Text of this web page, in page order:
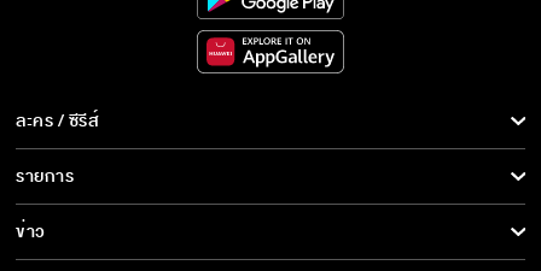
ละคร / ซีรีส์
ละคร/ซีรีส์
ซีรีส์นานาชาติ
การ์ตูน & เกม
รายการ
รายการทั้งหมด
ข่าว